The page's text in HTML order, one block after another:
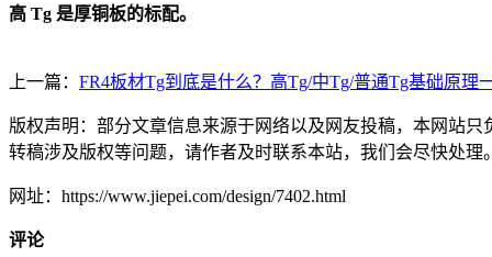
高 Tg 是厚铜板的标配。
上一篇： FR4板材Tg到底是什么？高Tg/中Tg/普通Tg基础原理
版权声明：部分文章信息来源于网络以及网友投稿，本网站
转稿涉及版权等问题，请作者及时联系本站，我们会尽快处理
网址：https://www.jiepei.com/design/7402.html
评论